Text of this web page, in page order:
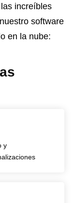
increíbles
software
en la nube:
y